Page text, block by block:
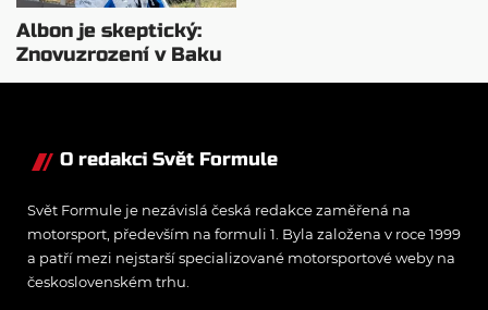
Albon je skeptický:
Znovuzrození v Baku
nepovažuje za reálne
O redakci Svět Formule
Svět Formule je nezávislá česká redakce zaměřená na
motorsport, především na formuli 1. Byla založena v roce 1999
a patří mezi nejstarší specializované motorsportové weby na
československém trhu.